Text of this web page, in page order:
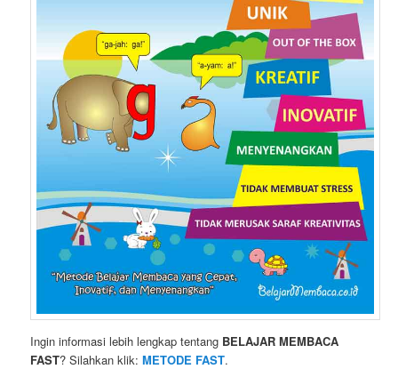
Ingin informasi lebih lengkap tentang BELAJAR MEMBACA
FAST? Silahkan klik:METODE FAST.